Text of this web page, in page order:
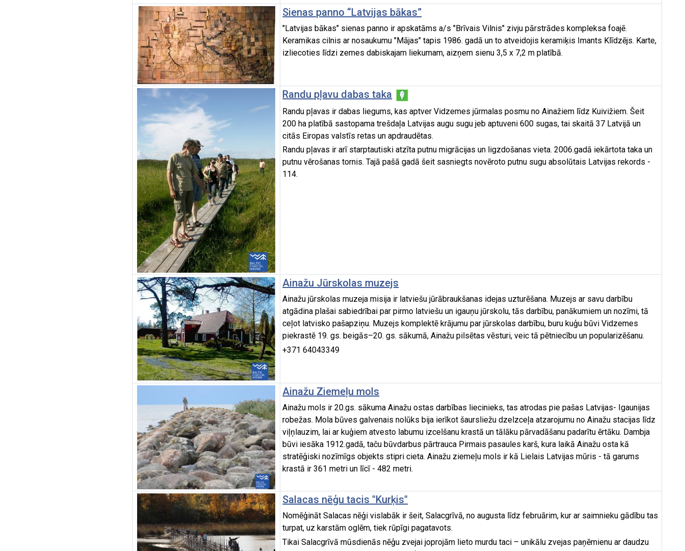
Sienas panno “Latvijas bākas”
"Latvijas bākas" sienas panno ir apskatāms a/s "Brīvais Vilnis" zivju pārstrādes kompleksa foajē.
Keramikas cilnis ar nosaukumu "Mājas" tapis 1986. gadā un to atveidojis keramiķis Imants Klīdzējs. Karte,
izliecoties līdzi zemes dabiskajam liekumam, aizņem sienu 3,5 x 7,2 m platībā.
Randu pļavu dabas taka
Randu pļavas ir dabas liegums, kas aptver Vidzemes jūrmalas posmu no Ainažiem līdz Kuivižiem. Šeit
200 ha platībā sastopama trešdaļa Latvijas augu sugu jeb aptuveni 600 sugas, tai skaitā 37 Latvijā un
citās Eiropas valstīs retas un apdraudētas.
Randu pļavas ir arī starptautiski atzīta putnu migrācijas un ligzdošanas vieta. 2006.gadā iekārtota taka un
putnu vērošanas tornis. Tajā pašā gadā šeit sasniegts novēroto putnu sugu absolūtais Latvijas rekords -
114.
Ainažu Jūrskolas muzejs
Ainažu jūrskolas muzeja misija ir latviešu jūrābraukšanas idejas uzturēšana. Muzejs ar savu darbību
atgādina plašai sabiedrībai par pirmo latviešu un igauņu jūrskolu, tās darbību, panākumiem un nozīmi, tā
ceļot latvisko pašapziņu. Muzejs komplektē krājumu par jūrskolas darbību, buru kuģu būvi Vidzemes
piekrastē 19. gs. beigās–20. gs. sākumā, Ainažu pilsētas vēsturi, veic tā pētniecību un popularizēšanu.
+371 64043349
Ainažu Ziemeļu mols
Ainažu mols ir 20.gs. sākuma Ainažu ostas darbības liecinieks, tas atrodas pie pašas Latvijas- Igaunijas
robežas. Mola būves galvenais nolūks bija ierīkot šaursliežu dzelzceļa atzarojumu no Ainažu stacijas līdz
viļņlauzim, lai ar kuģiem atvesto labumu izcelšanu krastā un tālāku pārvadāšanu padarītu ērtāku. Dambja
būvi iesāka 1912.gadā, taču būvdarbus pārtrauca Pirmais pasaules karš, kura laikā Ainažu osta kā
stratēģiski nozīmīgs objekts stipri cieta. Ainažu ziemeļu mols ir kā Lielais Latvijas mūris - tā garums
krastā ir 361 metri un līcī - 482 metri.
Salacas nēģu tacis "Kurķis"
Nomēģināt Salacas nēģi vislabāk ir šeit, Salacgrīvā, no augusta līdz februārim, kur ar saimnieku gādību tas
turpat, uz karstām oglēm, tiek rūpīgi pagatavots.
Tikai Salacgrīvā mūsdienās nēģu zvejai joprojām lieto murdu taci – unikālu zvejas paņēmienu ar daudzu